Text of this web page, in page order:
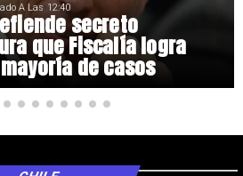
secreto
que Fiscalía logra
de casos
A Las 12:40